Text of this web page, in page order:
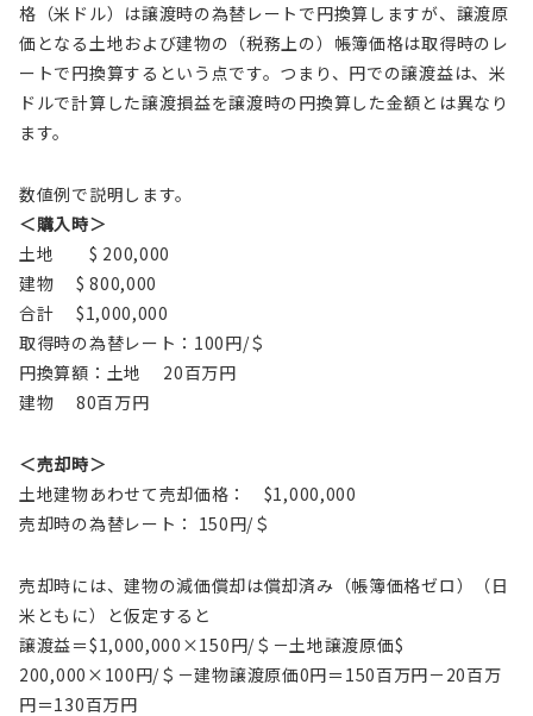
格（米ドル）は譲渡時の為替レートで円換算しますが、譲渡原
価となる土地および建物の（税務上の）帳簿価格は取得時のレ
ートで円換算するという点です。つまり、円での譲渡益は、米
ドルで計算した譲渡損益を譲渡時の円換算した金額とは異なり
ます。
数値例で説明します。
＜購入時＞
土地 $ 200,000
建物 $ 800,000
合計 $1,000,000
取得時の為替レート：100円/＄
円換算額：土地 20百万円
建物 80百万円
＜売却時＞
土地建物あわせて売却価格： $1,000,000
売却時の為替レート： 150円/＄
売却時には、建物の減価償却は償却済み（帳簿価格ゼロ）（日
米ともに）と仮定すると
譲渡益＝$1,000,000×150円/＄－土地譲渡原価$
200,000×100円/＄－建物譲渡原価0円＝150百万円－20百万
円＝130百万円